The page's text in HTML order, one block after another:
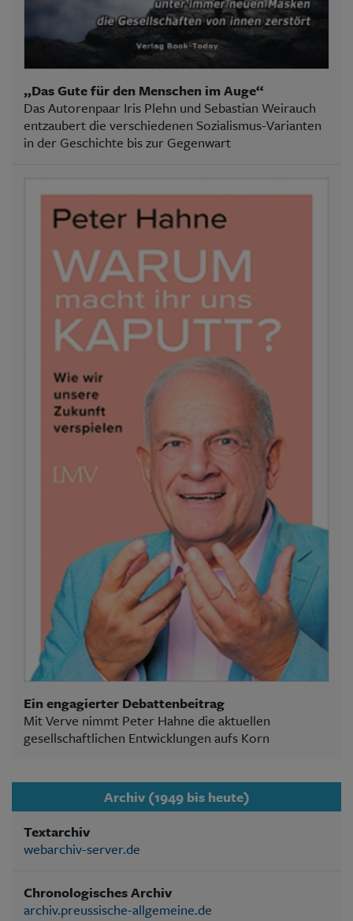
„Das Gute für den Menschen im Auge“
Das Autorenpaar Iris Plehn und Sebastian Weirauch
entzaubert die verschiedenen Sozialismus-Varianten
in der Geschichte bis zur Gegenwart
Ein engagierter Debattenbeitrag
Mit Verve nimmt Peter Hahne die aktuellen
gesellschaftlichen Entwicklungen aufs Korn
Archiv (1949 bis heute)
Textarchiv
webarchiv-server.de
Chronologisches Archiv
archiv.preussische-allgemeine.de